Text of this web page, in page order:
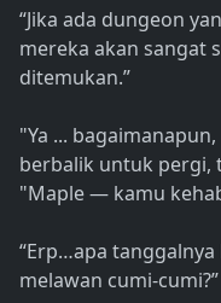
“Jika ada dungeon
mereka akan sangat
ditemukan.”
"Ya ...
berbalik untuk pergi,
"Maple — kamu
“Erp…apa
melawan cumi-cumi?”